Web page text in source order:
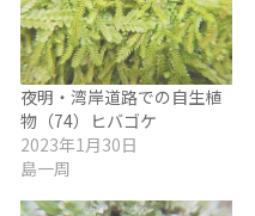
夜明・湾岸道路での自生植
物（74）ヒバゴケ
2023年1月30日
島一周